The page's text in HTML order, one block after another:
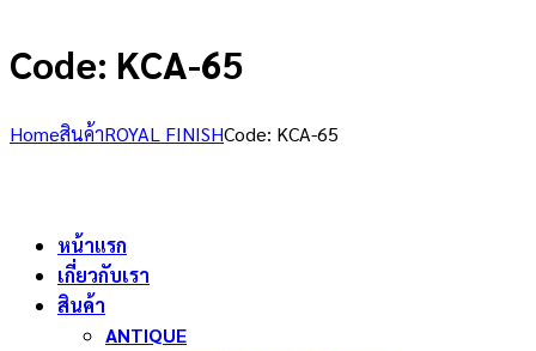
Code: KCA-65
Homeสินค้าROYAL FINISHCode: KCA-65
หน้าแรก
เกี่ยวกับเรา
สินค้า
ANTIQUE